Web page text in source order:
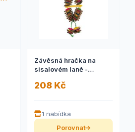
Závěsná hračka na
sisalovém laně -
1 ks
208 Kč
1 nabídka
Porovnat